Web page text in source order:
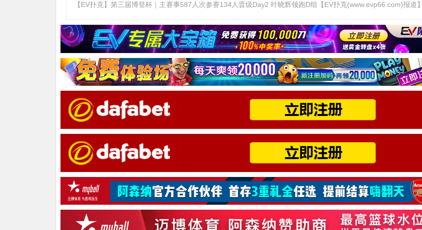
【EV扑克】第三届博登杯｜主赛事587人次参赛134人晋级Day2 叶晓辉领跑D组【EV扑克(www.evp66.com)报道】